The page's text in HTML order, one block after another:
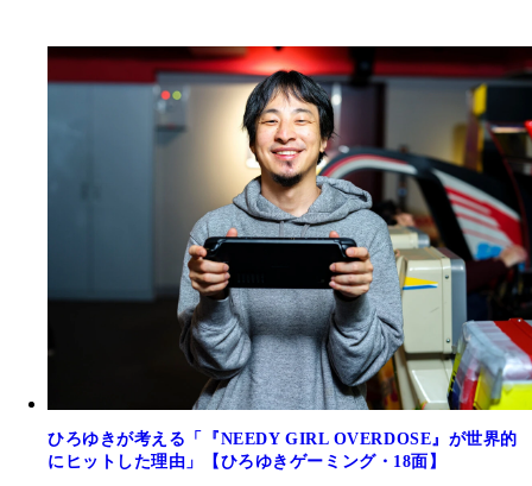
ひろゆきが考える「『NEEDY GIRL OVERDOSE』が世界的
にヒットした理由」【ひろゆきゲーミング・18面】